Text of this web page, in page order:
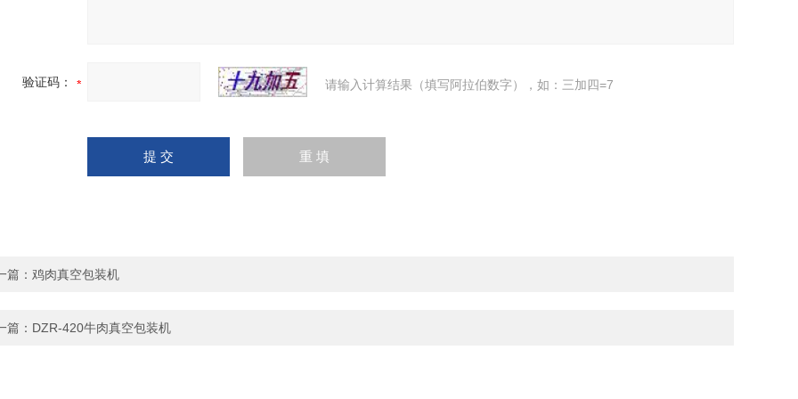
验证码： 请输入计算结果（填写阿拉伯数字），如：三加四=7
篇： 鸡肉真空包装机
篇： DZR-420牛肉真空包装机